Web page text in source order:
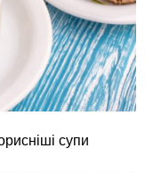
супи